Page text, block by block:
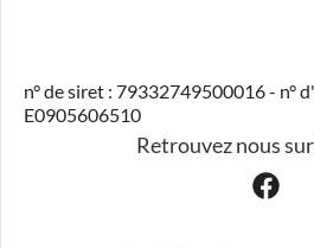
n° de siret : 79332749500016 - n°
E0905606510
Retrouvez nous